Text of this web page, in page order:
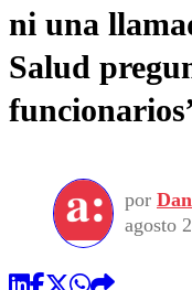
ni una
Salud
por
agosto